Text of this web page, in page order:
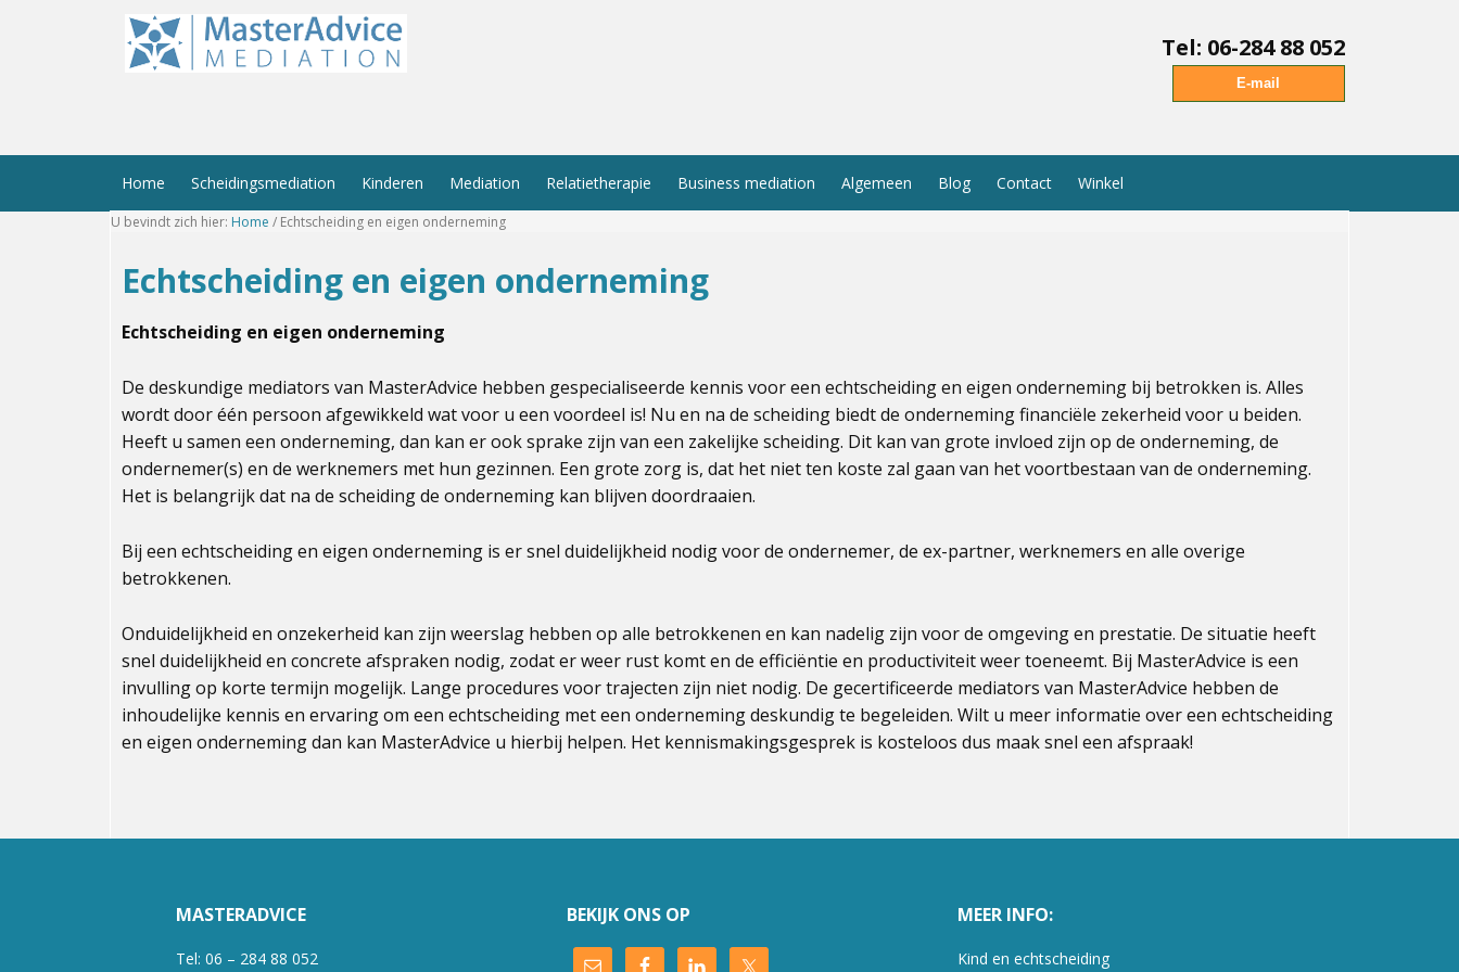
Tel: 06-284 88 052
E-mail
Home Scheidingsmediation Kinderen Mediation Relatietherapie Business mediation Algemeen Blog Contact Winkel
U bevindt zich hier: Home / Echtscheiding en eigen onderneming
Echtscheiding en eigen onderneming
Echtscheiding en eigen onderneming
De deskundige mediators van MasterAdvice hebben gespecialiseerde kennis voor een echtscheiding en eigen onderneming bij betrokken is. Alles
wordt door één persoon afgewikkeld wat voor u een voordeel is! Nu en na de scheiding biedt de onderneming financiële zekerheid voor u beiden.
Heeft u samen een onderneming, dan kan er ook sprake zijn van een zakelijke scheiding. Dit kan van grote invloed zijn op de onderneming, de
ondernemer(s) en de werknemers met hun gezinnen. Een grote zorg is, dat het niet ten koste zal gaan van het voortbestaan van de onderneming.
Het is belangrijk dat na de scheiding de onderneming kan blijven doordraaien.
Bij een echtscheiding en eigen onderneming is er snel duidelijkheid nodig voor de ondernemer, de ex-partner, werknemers en alle overige
betrokkenen.
Onduidelijkheid en onzekerheid kan zijn weerslag hebben op alle betrokkenen en kan nadelig zijn voor de omgeving en prestatie. De situatie heeft
snel duidelijkheid en concrete afspraken nodig, zodat er weer rust komt en de efficiëntie en productiviteit weer toeneemt. Bij MasterAdvice is een
invulling op korte termijn mogelijk. Lange procedures voor trajecten zijn niet nodig. De gecertificeerde mediators van MasterAdvice hebben de
inhoudelijke kennis en ervaring om een echtscheiding met een onderneming deskundig te begeleiden. Wilt u meer informatie over een echtscheiding
en eigen onderneming dan kan MasterAdvice u hierbij helpen. Het kennismakingsgesprek is kosteloos dus maak snel een afspraak!
MASTERADVICE
Tel: 06 – 284 88 052
BEKIJK ONS OP MEER INFO:
Kind en echtscheiding